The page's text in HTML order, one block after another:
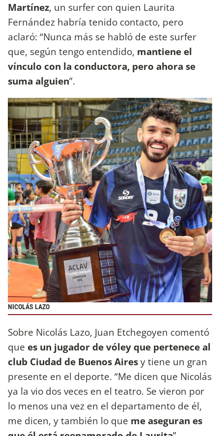
Martínez, un surfer con quien Laurita
Fernández habría tenido contacto, pero
aclaró: “Nunca más se habló de este surfer
que, según tengo entendido, mantiene el
vínculo con la conductora, pero ahora se
suma alguien”.
NICOLÁS LAZO
Sobre Nicolás Lazo, Juan Etchegoyen comentó
que es un jugador de vóley que pertenece al
club Ciudad de Buenos Airesy tiene un gran
presente en el deporte. “Me dicen que Nicolás
ya la vio dos veces en el teatro. Se vieron por
lo menos una vez en el departamento de él,
me dicen, y también lo que me aseguran es